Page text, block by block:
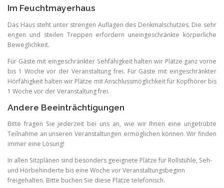
Im Feuchtmayerhaus
Das Haus steht unter strengen Auflagen des Denkmalschutzes. Die sehr
engen und steilen Treppen erfordern uneingeschränkte körperliche
Beweglichkeit.
Für Gäste mit eingeschränkter Sehfähigkeit halten wir Plätze ganz vorne
bis 1 Woche vor der Veranstaltung frei. Für Gäste mit eingeschränkter
Hörfähigkeit halten wir Plätze mit Anschlussmöglichkeit für Kopfhörer bis
1 Woche vor der Veranstaltung frei.
Andere Beeinträchtigungen
Bitte fragen Sie jederzeit bei uns an, wie wir Ihnen eine ungetrübte
Teilnahme an unseren Veranstaltungen ermöglichen können. Wir finden
immer eine Lösung!
In allen Sitzplänen sind besonders geeignete Plätze für Rollstühle, Seh-
und Hörbehinderte bis eine Woche vor Veranstaltungsbeginn
freigehalten. Bitte buchen Sie diese Plätze telefonisch.